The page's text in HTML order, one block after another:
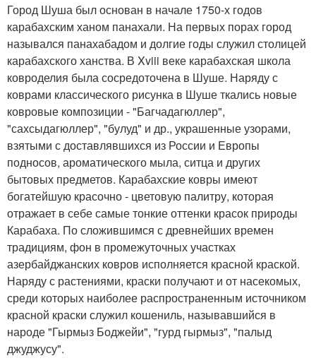
Город Шуша был основан в начале 1750-х годов
карабахским ханом панахали. На первых порах город
назывался панахабадом и долгие годы служил столицей
карабахского ханства. В Xviii веке карабахская школа
ковроделия была сосредоточена в Шуше. Наряду с
коврами классического рисунка в Шуше ткались новые
ковровые композиции - "Багчадагюллер",
"сахсыдагюллер", "булуд" и др., украшенные узорами,
взятыми с доставлявшихся из России и Европы
подносов, ароматического мыла, ситца и других
бытовых предметов. Карабахские ковры имеют
богатейшую красочно - цветовую палитру, которая
отражает в себе самые тонкие оттенки красок природы
Карабаха. По сложившимся с древнейших времен
традициям, фон в промежуточных участках
азербайджанских ковров исполняется красной краской.
Наряду с растениями, краски получают и от насекомых,
среди которых наиболее распространенным источником
красной краски служил кошениль, называвшийся в
народе "Гырмыз Боджейи", "гурд гырмыз", "палыд
джуджусу".